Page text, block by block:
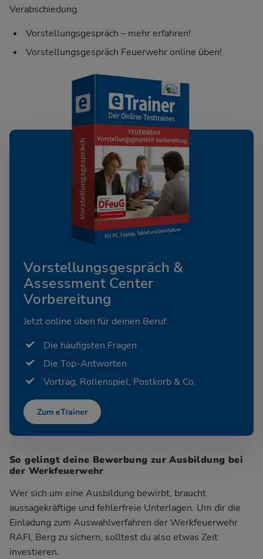
Verabschiedung.
Vorstellungsgespräch – mehr erfahren!
Vorstellungsgespräch Feuerwehr online üben!
Vorstellungsgespräch &
Assessment Center
Vorbereitung
Jetzt online üben für deinen Beruf.
Die häufigsten Fragen
Die Top-Antworten
Vortrag, Rollenspiel, Postkorb & Co.
Zum eTrainer
So gelingt deine Bewerbung zur Ausbildung bei
der Werkfeuerwehr
Wer sich um eine Ausbildung bewirbt, braucht
aussagekräftige und fehlerfreie Unterlagen. Um dir die
Einladung zum Auswahlverfahren der Werkfeuerwehr
RAFI, Berg zu sichern, solltest du also etwas Zeit
investieren.